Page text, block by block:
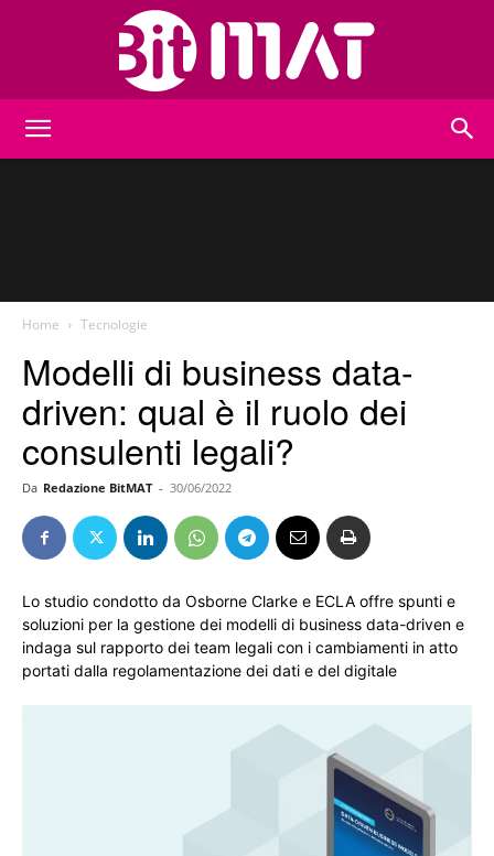
Home Tecnologie
Modelli di business data-
driven: qual è il ruolo dei
consulenti legali?
Da Redazione BitMAT - 30/06/2022
Lo studio condotto da Osborne Clarke e ECLA offre spunti e
soluzioni per la gestione dei modelli di business data-driven e
indaga sul rapporto dei team legali con i cambiamenti in atto
portati dalla regolamentazione dei dati e del digitale